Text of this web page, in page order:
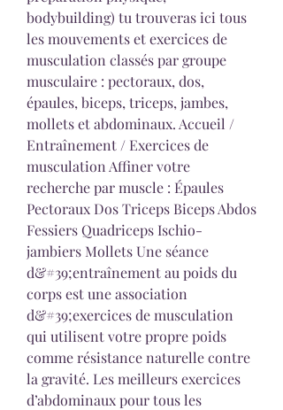
bodybuilding) tu trouveras ici tous
les mouvements et exercices de
musculation classés par groupe
musculaire : pectoraux, dos,
épaules, biceps, triceps, jambes,
mollets et abdominaux. Accueil /
Entraînement / Exercices de
musculation Affiner votre
recherche par muscle : Épaules
Pectoraux Dos Triceps Biceps Abdos
Fessiers Quadriceps Ischio-
jambiers Mollets Une séance
d&#39;entraînement au poids du
corps est une association
d&#39;exercices de musculation
qui utilisent votre propre poids
comme résistance naturelle contre
la gravité. Les meilleurs exercices
d’abdominaux pour tous les